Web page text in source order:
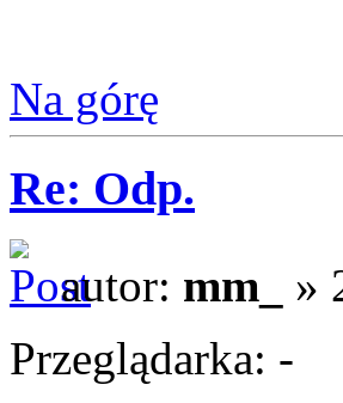
Na górę
Re: Odp.
autor: mm_
»
Przeglądarka: -